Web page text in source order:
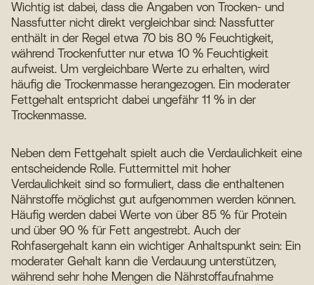
Wichtig ist dabei, dass die Angaben von Trocken- und
Nassfutter nicht direkt vergleichbar sind: Nassfutter
enthält in der Regel etwa 70 bis 80 % Feuchtigkeit,
während Trockenfutter nur etwa 10 % Feuchtigkeit
aufweist. Um vergleichbare Werte zu erhalten, wird
häufig die Trockenmasse herangezogen. Ein moderater
Fettgehalt entspricht dabei ungefähr 11 % in der
Trockenmasse.
Neben dem Fettgehalt spielt auch die Verdaulichkeit eine
entscheidende Rolle. Futtermittel mit hoher
Verdaulichkeit sind so formuliert, dass die enthaltenen
Nährstoffe möglichst gut aufgenommen werden können.
Häufig werden dabei Werte von über 85 % für Protein
und über 90 % für Fett angestrebt. Auch der
Rohfasergehalt kann ein wichtiger Anhaltspunkt sein: Ein
moderater Gehalt kann die Verdauung unterstützen,
während sehr hohe Mengen die Nährstoffaufnahme